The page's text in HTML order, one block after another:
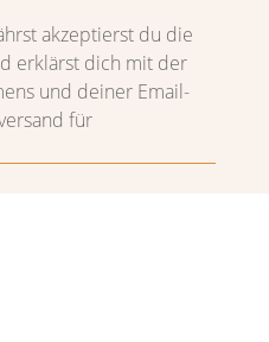
akzeptierst du die
erklärst dich mit der
und deiner Email-
für